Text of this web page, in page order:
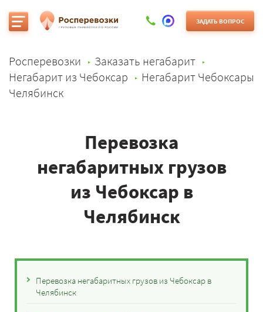
ЗАДАТЬ ВОПРОС
Росперевозки
Заказать негабарит
Негабарит из Чебоксар
Негабарит Чебоксары
Челябинск
Перевозка
негабаритных грузов
из Чебоксар в
Челябинск
Перевозка негабаритных грузов из Чебоксар в
Челябинск